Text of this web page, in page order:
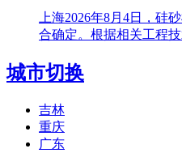
上海2026年8月4日，
合确定。根据相关工程
城市切换
吉林
重庆
广东